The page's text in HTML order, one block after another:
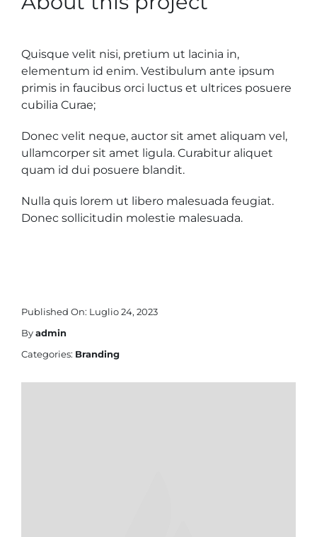
Contatti
Quisque velit nisi, pretium ut lacinia in,
elementum id enim. Vestibulum ante ipsum
primis in faucibus orci luctus et ultrices posuere
cubilia Curae;
Donec velit neque, auctor sit amet aliquam vel,
ullamcorper sit amet ligula. Curabitur aliquet
quam id dui posuere blandit.
Nulla quis lorem ut libero malesuada feugiat.
Donec sollicitudin molestie malesuada.
Published On: Luglio 24, 2023
Byadmin
Categories: Branding